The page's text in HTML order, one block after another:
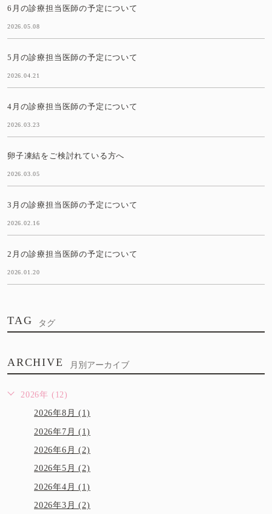
6月の診療担当医師の予定について
2026.05.08
5月の診療担当医師の予定について
2026.04.21
4月の診療担当医師の予定について
2026.03.23
卵子凍結をご検討れている方へ
2026.03.05
3月の診療担当医師の予定について
2026.02.16
2月の診療担当医師の予定について
2026.01.20
TAG タグ
ARCHIVE 月別アーカイブ
2026年 (12)
2026年8月 (1)
2026年7月 (1)
2026年6月 (2)
2026年5月 (2)
2026年4月 (1)
2026年3月 (2)